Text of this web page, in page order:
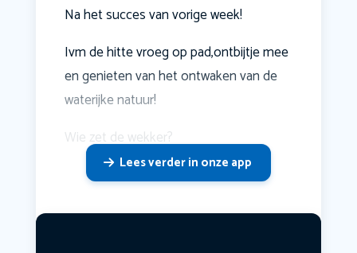
Na het succes van vorige week!
Ivm de hitte vroeg op pad,ontbijtje mee
en genieten van het ontwaken van de
waterijke natuur!
Wie zet de wekker?
Lees verder in onze app